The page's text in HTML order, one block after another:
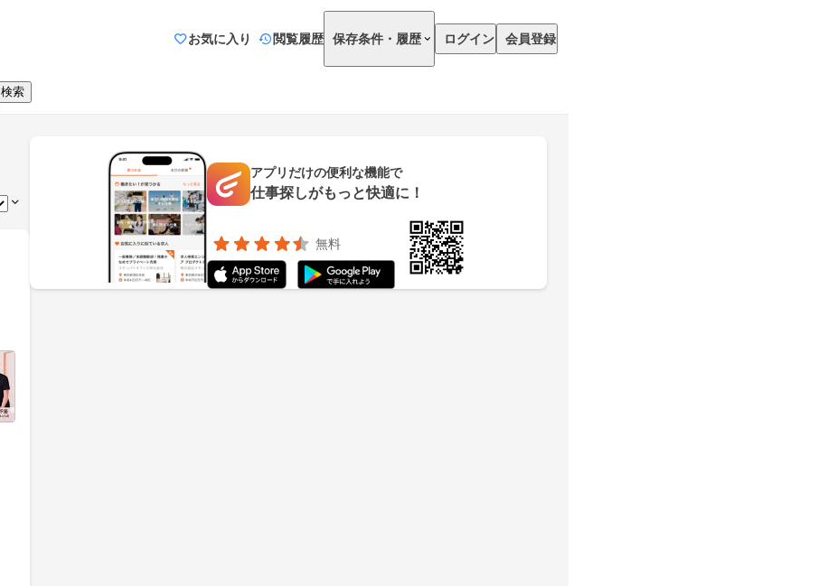
お気に入り 閲覧履歴 保存条件・履歴 ログイン 会員登録
検索
アプリだけの便利な機能で
仕事探しがもっと快適に！
無料